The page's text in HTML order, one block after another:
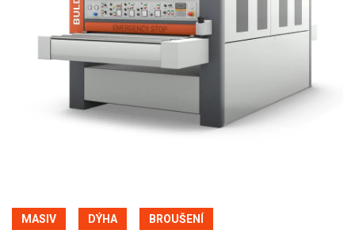
MASIV DÝHA BROUŠENÍ